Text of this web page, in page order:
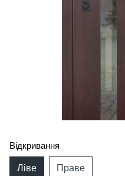
Відкривання
Ліве Праве